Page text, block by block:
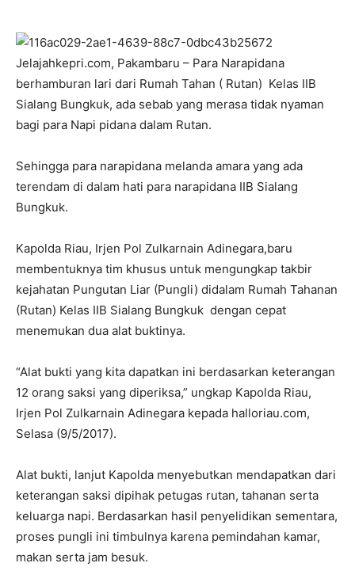
Jelajahkepri.com, Pakambaru – Para Narapidana
berhamburan lari dari Rumah Tahan ( Rutan) Kelas IIB
Sialang Bungkuk, ada sebab yang merasa tidak nyaman
bagi para Napi pidana dalam Rutan.
Sehingga para narapidana melanda amara yang ada
terendam di dalam hati para narapidana IIB Sialang
Bungkuk.
Kapolda Riau, Irjen Pol Zulkarnain Adinegara,baru
membentuknya tim khusus untuk mengungkap takbir
kejahatan Pungutan Liar (Pungli) didalam Rumah Tahanan
(Rutan) Kelas IIB Sialang Bungkuk dengan cepat
menemukan dua alat buktinya.
“Alat bukti yang kita dapatkan ini berdasarkan keterangan
12 orang saksi yang diperiksa,” ungkap Kapolda Riau,
Irjen Pol Zulkarnain Adinegara kepada halloriau.com,
Selasa (9/5/2017).
Alat bukti, lanjut Kapolda menyebutkan mendapatkan dari
keterangan saksi dipihak petugas rutan, tahanan serta
keluarga napi. Berdasarkan hasil penyelidikan sementara,
proses pungli ini timbulnya karena pemindahan kamar,
makan serta jam besuk.